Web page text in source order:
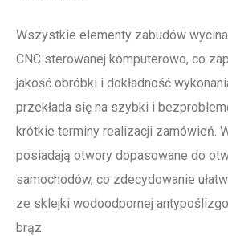
Wszystkie elementy zabudów
CNC sterowanej komputerowo, co
jakość obróbki i dokładność
przekłada się na szybki i
krótkie terminy realizacji zamówień.
posiadają otwory dopasowane do
samochodów, co zdecydowanie
ze sklejki wodoodpornej
brąz.